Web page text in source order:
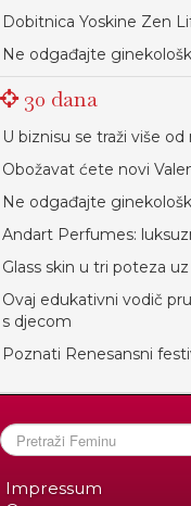
Dobitnica Yoskine Zen
Ne odgađajte
30 dana
U biznisu se traži više
Obožavat ćete novi
Ne odgađajte
Andart Perfumes:
Glass skin u tri poteza
Ovaj edukativni vodič
s djecom
Poznati Renesansni
Impressum